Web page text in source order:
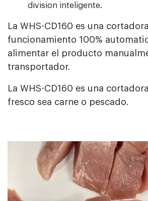
division inteligente.
La WHS-CD160 es una
funcionamiento 100%
alimentar el producto
transportador.
La WHS-CD160 es una
fresco sea carne o pescado.